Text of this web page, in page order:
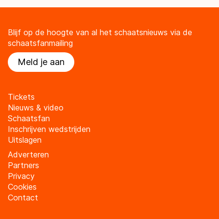
Blijf op de hoogte van al het schaatsnieuws via de
schaatsfanmailing
Meld je aan
Tickets
Nieuws & video
Schaatsfan
Inschrijven wedstrijden
Uitslagen
Adverteren
Partners
Privacy
Cookies
Contact